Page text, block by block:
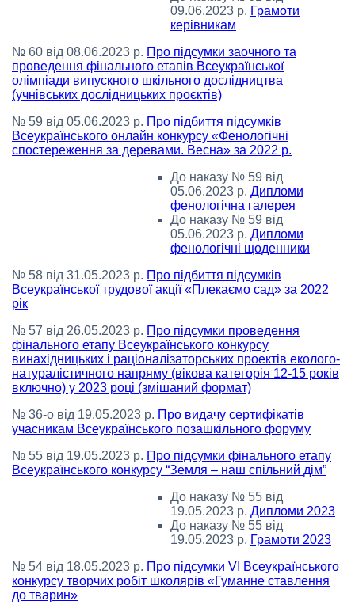
09.06.2023 р. Грамоти
керівникам
№ 60 від 08.06.2023 р. Про підсумки заочного та
проведення фінального етапів Всеукраїнської
олімпіади випускного шкільного дослідництва
(учнівських дослідницьких проєктів)
№ 59 від 05.06.2023 р. Про підбиття підсумків
Всеукраїнського онлайн конкурсу «Фенологічні
спостереження за деревами. Весна» за 2022 р.
До наказу № 59 від
05.06.2023 р. Дипломи
фенологічна галерея
До наказу № 59 від
05.06.2023 р. Дипломи
фенологічні щоденники
№ 58 від 31.05.2023 р. Про підбиття підсумків
Всеукраїнської трудової акції «Плекаємо сад» за 2022
рік
№ 57 від 26.05.2023 р. Про підсумки проведення
фінального етапу Всеукраїнського конкурсу
винахідницьких і раціоналізаторських проектів еколого-
натуралістичного напряму (вікова категорія 12-15 років
включно) у 2023 році (змішаний формат)
№ 36-о від 19.05.2023 р. Про видачу сертифікатів
учасникам Всеукраїнського позашкільного форуму
№ 55 від 19.05.2023 р. Про підсумки фінального етапу
Всеукраїнського конкурсу “Земля – наш спільний дім”
До наказу № 55 від
19.05.2023 р. Дипломи 2023
До наказу № 55 від
19.05.2023 р. Грамоти 2023
№ 54 від 18.05.2023 р. Про підсумки VІ Всеукраїнського
конкурсу творчих робіт школярів «Гуманне ставлення
до тварин»